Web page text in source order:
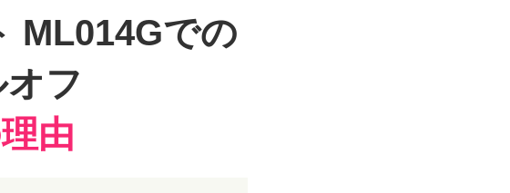
ML014Gでの
フ
由